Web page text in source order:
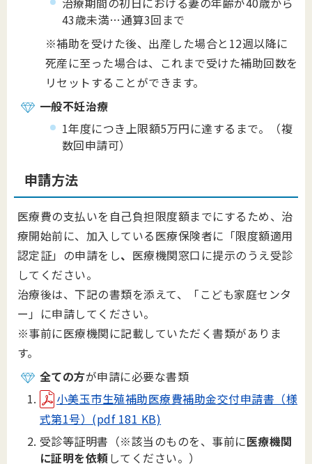
43歳未満…通算3回まで
※補助を受けた後、出産した場合と12週以降に
死産に至った場合は、これまで受けた補助回数を
リセットすることができます。
一般不妊治療
1年度につき上限額5万円に達するまで。（複
数回申請可）
申請方法
医療費の支払いを自己負担限度額までにするため、治
療開始前に、加入している医療保険者に「限度額適用
認定証」の申請をし、 医療機関窓口に提示のうえ受診
してください。
治療後は、下記の書類を添えて、「こども家庭センタ
ー」に申請してください。
※事前に医療機関に記載していただく書類がありま
す。
全ての方が申請に必要な書類
小美玉市生殖補助医療費補助金交付申請書（様
式第1号）(pdf 181 KB)
受診等証明書（※該当のものを、事前に医療機関
に証明を依頼してください。）